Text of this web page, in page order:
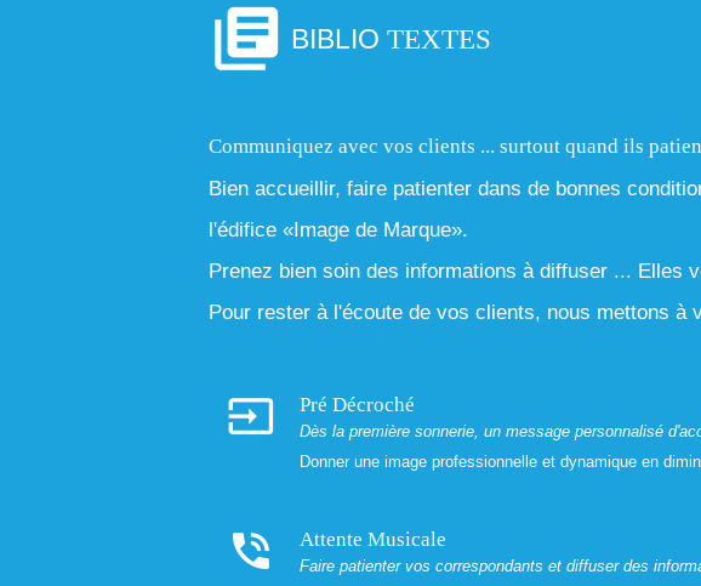
library_books BIBLIO TEXTES
Communiquez avec vos clients ... surtout quand ils
Bien accueillir, faire patienter dans de bonnes
l'édifice «Image de Marque».
Prenez bien soin des informations à diffuser ... Elles
Pour rester à l'écoute de vos clients, nous mettons
input Pré Décroché
Dès la première sonnerie, un message personnalisé
Donner une image professionnelle et dynamique en
phone_in_talk Attente Musicale
Faire patienter vos correspondants et diffuser des